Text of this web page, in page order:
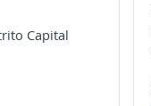
Capital